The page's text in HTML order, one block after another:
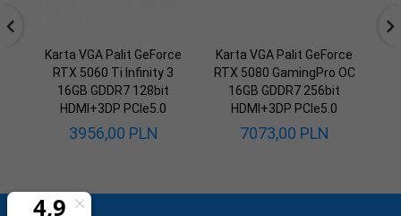
Karta VGA Palit GeForce
RTX 5060 Ti Infinity 3
16GB GDDR7 128bit
HDMI+3DP PCIe5.0
3956,00 PLN
Karta VGA Palit GeForce
RTX 5080 GamingPro OC
16GB GDDR7 256bit
HDMI+3DP PCIe5.0
7073,00 PLN